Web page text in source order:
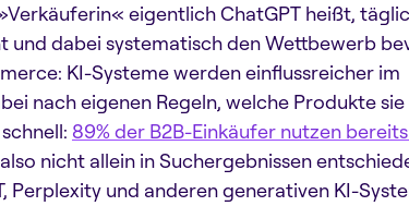
eigentlich ChatGPT heißt,
und dabei systematisch den Wettbewerb
KI-Systeme werden einflussreicher im
nach eigenen Regeln, welche Produkte
89% der B2B-Einkäufer nutzen
nicht allein in Suchergebnissen
Perplexity und anderen generativen KI-